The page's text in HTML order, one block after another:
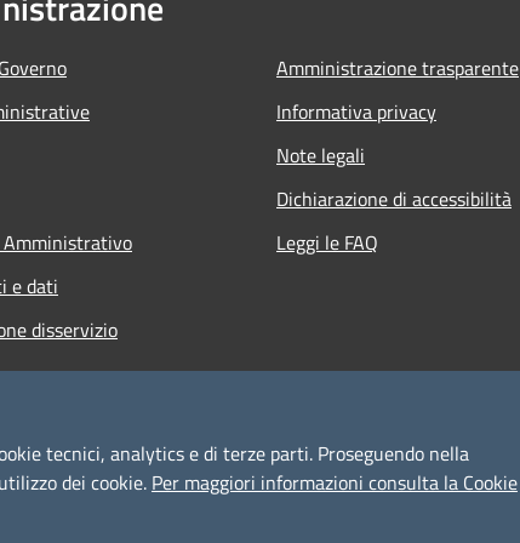
Amministrativo
e dati
disservizio
Amministrazione trasparente
Informativa privacy
Note legali
Dichiarazione di accessibilità
Leggi le FAQ
tecnici, analytics e di terze parti. Proseguendo nella
dei cookie. Per maggiori informazioni consulta la Cookie